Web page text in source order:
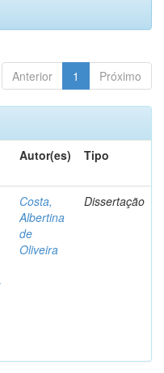
Anterior 1 Próximo
Autor(es) Tipo
Costa,
Albertina
de
Oliveira
Dissertação